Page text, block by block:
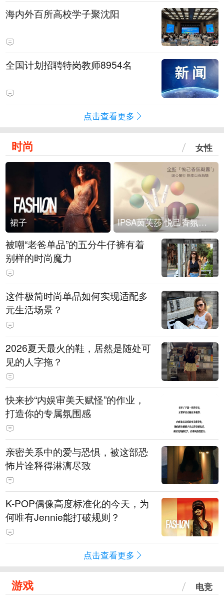
海内外百所高校学子聚沈阳
全国计划招聘特岗教师8954名
点击查看更多
时尚 女性
裙子 IPSA茵芙莎 悦己香氛凝露上市
被嘲“老爸单品”的五分牛仔裤有着
别样的时尚魔力
这件极简时尚单品如何实现适配多
元生活场景？
2026夏天最火的鞋，居然是随处可
见的人字拖？
快来抄“内娱审美天赋怪”的作业，
打造你的专属氛围感
亲密关系中的爱与恐惧，被这部恐
怖片诠释得淋漓尽致
K-POP偶像高度标准化的今天，为
何唯有Jennie能打破规则？
点击查看更多
游戏 电竞